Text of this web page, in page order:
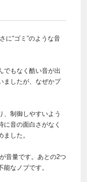
に“ゴミ”のような音
でもなく酷い音が出
ましたが、なぜかプ
、制御しやすいよう
に音の面白さがなく
した。
音量です。あとの2つ
なノブです。